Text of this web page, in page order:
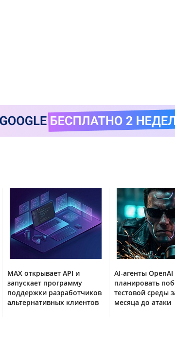
MAX открывает API и
запускает программу
поддержки разработчиков
альтернативных клиентов
AI-агенты
планировать
тестовой среды
месяца до атаки